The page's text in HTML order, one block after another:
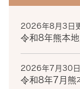
2026年8月3日
令和8年熊本
2026年7月30
令和8年7月